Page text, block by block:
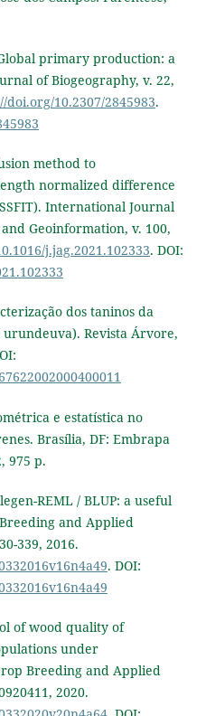
primary production: a
of Biogeography, v. 22,
doi.org/10.2307/2845983.
method to
normalized difference
International Journal
Geoinformation, v. 100,
j.jag.2021.102333. DOI:
dos taninos da
Revista Árvore,
e estatística no
Brasília, DF: Embrapa
975 p.
REML / BLUP: a useful
and Applied
339, 2016.
. DOI:
of wood quality of
under
Breeding and Applied
2020.